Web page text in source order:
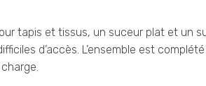
tapis et tissus, un suceur plat et un
d’accès. L’ensemble est